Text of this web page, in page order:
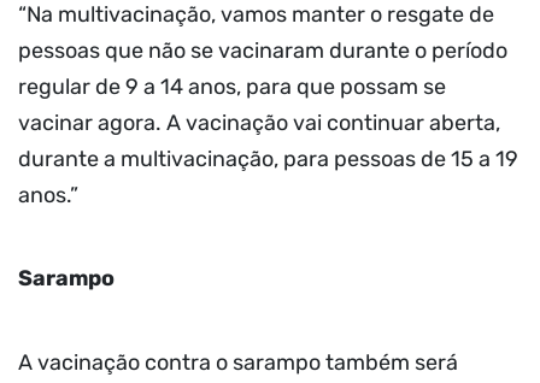
“Na multivacinação, vamos manter o resgate de
pessoas que não se vacinaram durante o período
regular de 9 a 14 anos, para que possam se
vacinar agora. A vacinação vai continuar aberta,
durante a multivacinação, para pessoas de 15 a 19
anos.”
Sarampo
A vacinação contra o sarampo também será